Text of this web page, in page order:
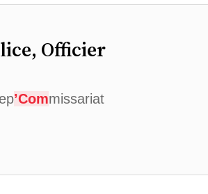
Officier
’Commissariat